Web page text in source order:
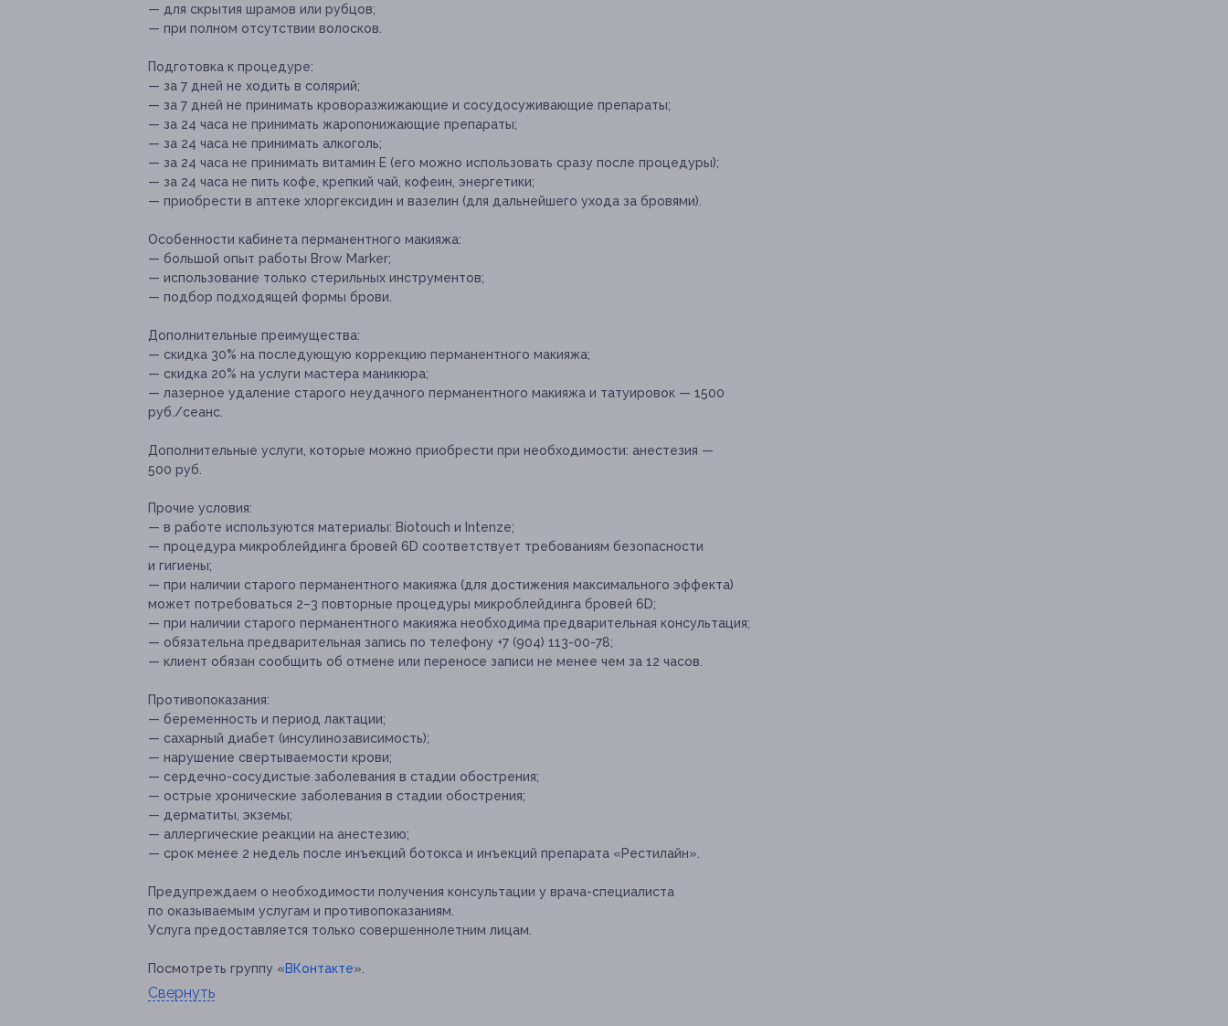
— для скрытия шрамов или рубцов;
— при полном отсутствии волосков.
Подготовка к процедуре:
— за 7 дней не ходить в солярий;
— за 7 дней не принимать кроворазжижающие и сосудосуживающие препараты;
— за 24 часа не принимать жаропонижающие препараты;
— за 24 часа не принимать алкоголь;
— за 24 часа не принимать витамин Е (его можно использовать сразу после процедуры);
— за 24 часа не пить кофе, крепкий чай, кофеин, энергетики;
— приобрести в аптеке хлоргексидин и вазелин (для дальнейшего ухода за бровями).
Особенности кабинета перманентного макияжа:
— большой опыт работы Brow Marker;
— использование только стерильных инструментов;
— подбор подходящей формы брови.
Дополнительные преимущества:
— скидка 30% на последующую коррекцию перманентного макияжа;
— скидка 20% на услуги мастера маникюра;
— лазерное удаление старого неудачного перманентного макияжа и татуировок — 1500
руб./сеанс.
Дополнительные услуги, которые можно приобрести при необходимости: анестезия —
500 руб.
Прочие условия:
— в работе используются материалы: Biotouch и Intenze;
— процедура микроблейдинга бровей 6D соответствует требованиям безопасности
и гигиены;
— при наличии старого перманентного макияжа (для достижения максимального эффекта)
может потребоваться 2–3 повторные процедуры микроблейдинга бровей 6D;
— при наличии старого перманентного макияжа необходима предварительная консультация;
— обязательна предварительная запись по телефону +7 (904) 113-00-78;
— клиент обязан сообщить об отмене или переносе записи не менее чем за 12 часов.
Противопоказания:
— беременность и период лактации;
— сахарный диабет (инсулинозависимость);
— нарушение свертываемости крови;
— сердечно-сосудистые заболевания в стадии обострения;
— острые хронические заболевания в стадии обострения;
— дерматиты, экземы;
— аллергические реакции на анестезию;
— срок менее 2 недель после инъекций ботокса и инъекций препарата «Рестилайн».
Предупреждаем о необходимости получения консультации у врача-специалиста
по оказываемым услугам и противопоказаниям.
Услуга предоставляется только совершеннолетним лицам.
Посмотреть группу «ВКонтакте».
Свернуть